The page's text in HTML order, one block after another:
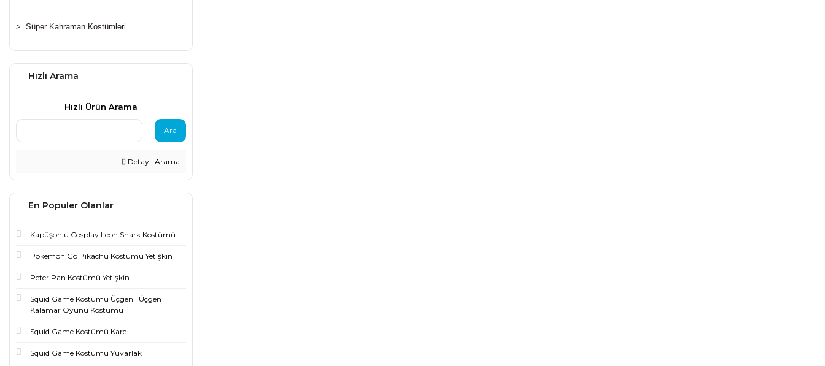
> Süper Kahraman Kostümleri
Hızlı Arama
Hızlı Ürün Arama
Ara
Detaylı Arama
En Populer Olanlar
Kapüşonlu Cosplay Leon Shark Kostümü
Pokemon Go Pikachu Kostümü Yetişkin
Peter Pan Kostümü Yetişkin
Squid Game Kostümü Üçgen | Üçgen
Kalamar Oyunu Kostümü
Squid Game Kostümü Kare
Squid Game Kostümü Yuvarlak